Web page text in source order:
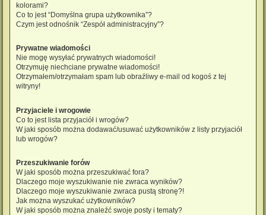
kolorami?
Co to jest “Domyślna grupa użytkownika”?
Czym jest odnośnik “Zespół administracyjny”?
Prywatne wiadomości
Nie mogę wysyłać prywatnych wiadomości!
Otrzymuję niechciane prywatne wiadomości!
Otrzymałem/otrzymałam spam lub obraźliwy e-mail od kogoś z tej
witryny!
Przyjaciele i wrogowie
Co to jest lista przyjaciół i wrogów?
W jaki sposób można dodawać/usuwać użytkowników z listy przyjaciół
lub wrogów?
Przeszukiwanie forów
W jaki sposób można przeszukiwać fora?
Dlaczego moje wyszukiwanie nie zwraca wyników?
Dlaczego moje wyszukiwanie zwraca pustą stronę?!
Jak można wyszukać użytkowników?
W jaki sposób można znaleźć swoje posty i tematy?